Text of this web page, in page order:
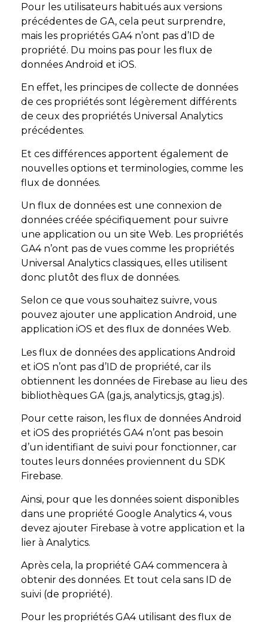
Pour les utilisateurs habitués aux versions
précédentes de GA, cela peut surprendre,
mais les propriétés GA4 n’ont pas d’ID de
propriété. Du moins pas pour les flux de
données Android et iOS.
En effet, les principes de collecte de données
de ces propriétés sont légèrement différents
de ceux des propriétés Universal Analytics
précédentes.
Et ces différences apportent également de
nouvelles options et terminologies, comme les
flux de données.
Un flux de données est une connexion de
données créée spécifiquement pour suivre
une application ou un site Web. Les propriétés
GA4 n’ont pas de vues comme les propriétés
Universal Analytics classiques, elles utilisent
donc plutôt des flux de données.
Selon ce que vous souhaitez suivre, vous
pouvez ajouter une application Android, une
application iOS et des flux de données Web.
Les flux de données des applications Android
et iOS n’ont pas d’ID de propriété, car ils
obtiennent les données de Firebase au lieu des
bibliothèques GA (ga.js, analytics.js, gtag.js).
Pour cette raison, les flux de données Android
et iOS des propriétés GA4 n’ont pas besoin
d’un identifiant de suivi pour fonctionner, car
toutes leurs données proviennent du SDK
Firebase.
Ainsi, pour que les données soient disponibles
dans une propriété Google Analytics 4, vous
devez ajouter Firebase à votre application et la
lier à Analytics.
Après cela, la propriété GA4 commencera à
obtenir des données. Et tout cela sans ID de
suivi (de propriété).
Pour les propriétés GA4 utilisant des flux de